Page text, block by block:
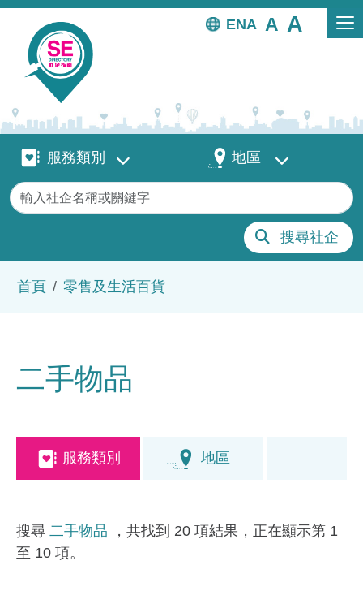
移至主內容
EN
服務類別服務類別 地區 地區
關鍵字
搜尋社企
首頁 零售及生活百貨
二手物品
服務類別 地區
搜尋 二手物品
，共找到 20 項結果，正在顯示第 1
至 10 項。